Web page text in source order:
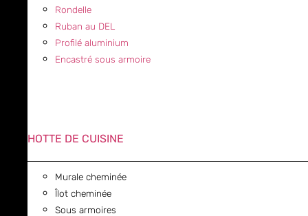
Rondelle
Ruban au DEL
Profilé aluminium
Encastré sous armoire
HOTTE DE CUISINE
Murale cheminée
Îlot cheminée
Sous armoires